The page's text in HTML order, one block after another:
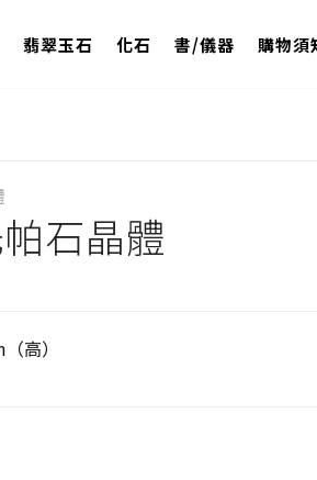
翡翠玉石 化石 書/儀器 購物須
石晶體
高）